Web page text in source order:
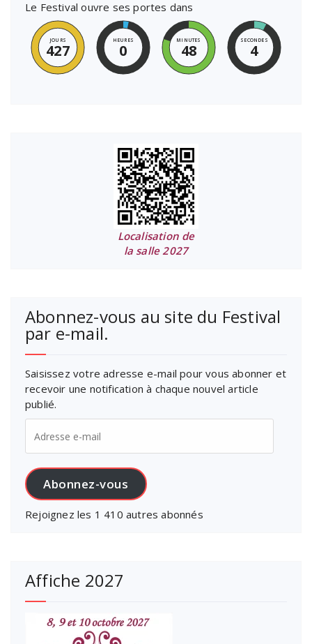
Le Festival ouvre ses portes dans
JOURS
427
HEURES
0
MINUTES
48
SECONDES
4
Localisation de
la salle 2027
Abonnez-vous au site du Festival
par e-mail.
Saisissez votre adresse e-mail pour vous abonner et
recevoir une notification à chaque nouvel article
publié.
e-
mail
Abonnez-vous
Rejoignez les 1 410 autres abonnés
Affiche 2027